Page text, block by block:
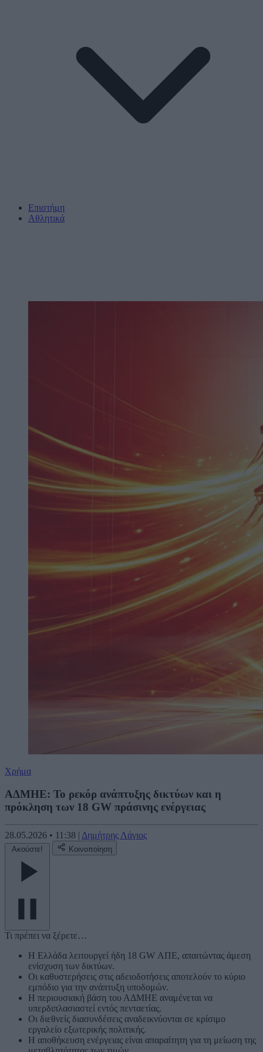
Επιστήμη
Αθλητικά
Χρήμα
ΑΔΜΗΕ: Το ρεκόρ ανάπτυξης δικτύων και η
πρόκληση των 18 GW πράσινης ενέργειας
28.05.2026 • 11:38 | Δημήτρης Λάγιος
Ακούστε! Κοινοποίηση
Τι πρέπει να ξέρετε…
Η Ελλάδα λειτουργεί ήδη 18 GW ΑΠΕ, απαιτώντας άμεση
ενίσχυση των δικτύων.
Οι καθυστερήσεις στις αδειοδοτήσεις αποτελούν το κύριο
εμπόδιο για την ανάπτυξη υποδομών.
Η περιουσιακή βάση του ΑΔΜΗΕ αναμένεται να
υπερδιπλασιαστεί εντός πενταετίας.
Οι διεθνείς διασυνδέσεις αναδεικνύονται σε κρίσιμο
εργαλείο εξωτερικής πολιτικής.
Η αποθήκευση ενέργειας είναι απαραίτητη για τη μείωση της